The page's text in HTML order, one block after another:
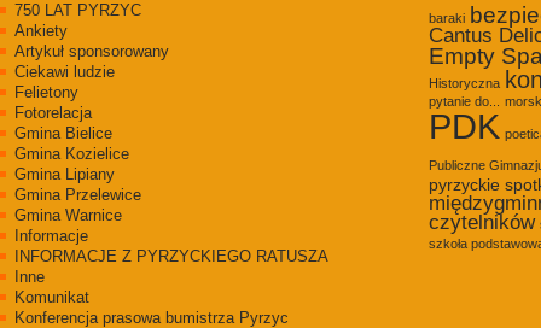
750 LAT PYRZYC
Ankiety
Artykuł sponsorowany
Ciekawi ludzie
Felietony
Fotorelacja
Gmina Bielice
Gmina Kozielice
Gmina Lipiany
Gmina Przelewice
Gmina Warnice
Informacje
INFORMACJE Z PYRZYCKIEGO RATUSZA
Inne
Komunikat
Konferencja prasowa bumistrza Pyrzyc
baraki
Cantus
Empty
Historyczna
pytanie do...
PDK
Publiczne
pyrzyckie
czytelników
szkoła